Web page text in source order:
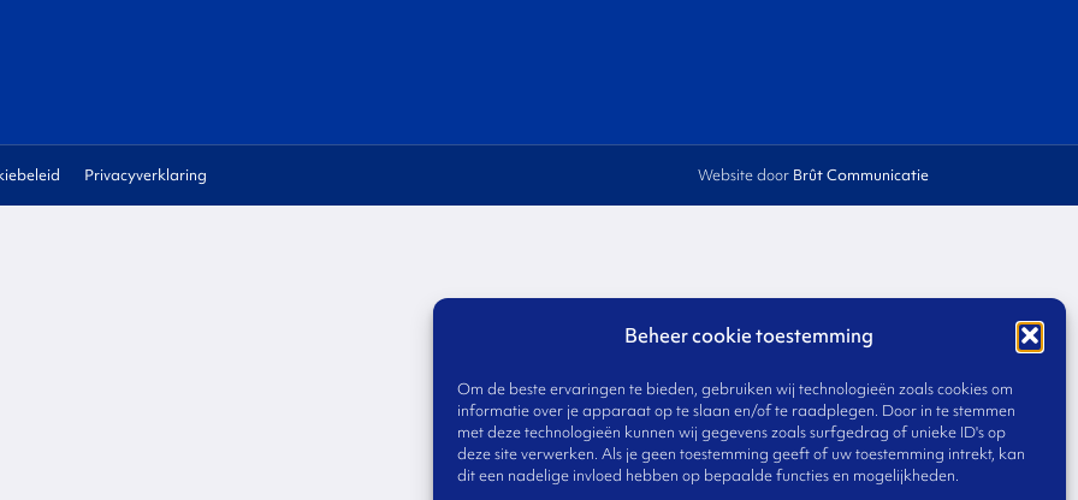
Beheer cookie toestemming
Om de beste ervaringen te bieden, gebruiken wij technologieën zoals cookies om
informatie over je apparaat op te slaan en/of te raadplegen. Door in te stemmen
met deze technologieën kunnen wij gegevens zoals surfgedrag of unieke ID's op
deze site verwerken. Als je geen toestemming geeft of uw toestemming intrekt, kan
dit een nadelige invloed hebben op bepaalde functies en mogelijkheden.
Privacyverklaring Website door Brût Communicatie